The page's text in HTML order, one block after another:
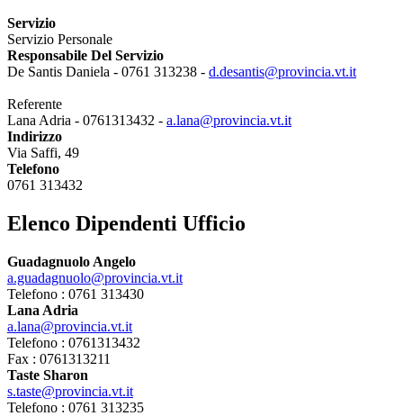
Servizio
Servizio Personale
Responsabile Del Servizio
De Santis Daniela - 0761 313238 - d.desantis@provincia.vt.it
Referente
Lana Adria - 0761313432 - a.lana@provincia.vt.it
Indirizzo
Via Saffi, 49
Telefono
0761 313432
Elenco Dipendenti Ufficio
Guadagnuolo Angelo
a.guadagnuolo@provincia.vt.it
Telefono : 0761 313430
Lana Adria
a.lana@provincia.vt.it
Telefono : 0761313432
Fax : 0761313211
Taste Sharon
s.taste@provincia.vt.it
Telefono : 0761 313235